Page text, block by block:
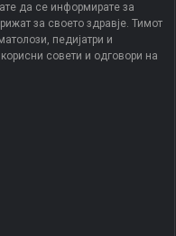
да се информирате за
за своето здравје. Тимот
педијатри и
совети и одговори на